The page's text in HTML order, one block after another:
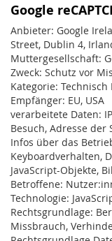
Google
Anbieter: Google
Street, Dublin 4,
Muttergesellschaft:
Zweck: Schutz vor
Kategorie:
Empfänger: EU, USA
verarbeitete Daten:
Besuch, Adresse
Infos über das
Keyboardverhalten,
JavaScript-Objekte,
Betroffene:
Technologie:
Rechtsgrundlage:
Missbrauch,